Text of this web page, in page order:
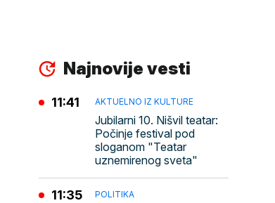
Najnovije vesti
AKTUELNO IZ KULTURE
Jubilarni 10. Nišvil teatar:
Počinje festival pod
sloganom "Teatar
uznemirenog sveta"
11:41
POLITIKA
11:35